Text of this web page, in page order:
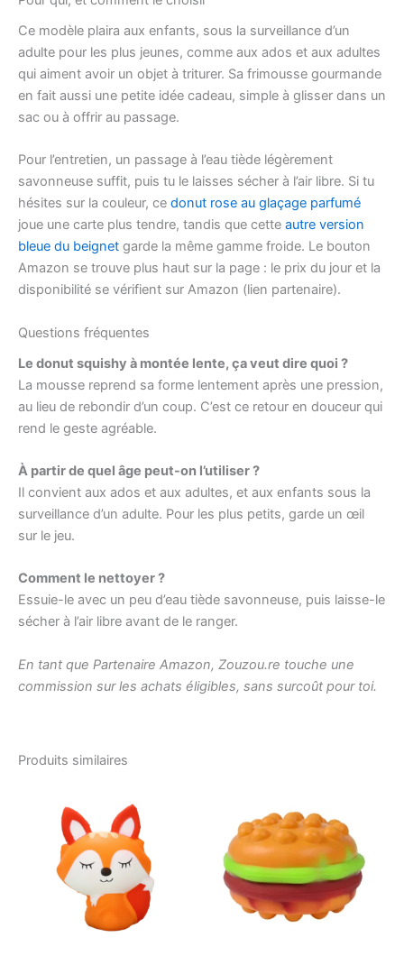
Ce modèle plaira aux enfants, sous la surveillance d’un
adulte pour les plus jeunes, comme aux ados et aux adultes
qui aiment avoir un objet à triturer. Sa frimousse gourmande
en fait aussi une petite idée cadeau, simple à glisser dans un
sac ou à offrir au passage.
Pour l’entretien, un passage à l’eau tiède légèrement
savonneuse suffit, puis tu le laisses sécher à l’air libre. Si tu
hésites sur la couleur, ce donut rose au glaçage parfumé
joue une carte plus tendre, tandis que cette autre version
bleue du beignet garde la même gamme froide. Le bouton
Amazon se trouve plus haut sur la page : le prix du jour et la
disponibilité se vérifient sur Amazon (lien partenaire).
Questions fréquentes
Le donut squishy à montée lente, ça veut dire quoi ?
La mousse reprend sa forme lentement après une pression,
au lieu de rebondir d’un coup. C’est ce retour en douceur qui
rend le geste agréable.
À partir de quel âge peut-on l’utiliser ?
Il convient aux ados et aux adultes, et aux enfants sous la
surveillance d’un adulte. Pour les plus petits, garde un œil
sur le jeu.
Comment le nettoyer ?
Essuie-le avec un peu d’eau tiède savonneuse, puis laisse-le
sécher à l’air libre avant de le ranger.
En tant que Partenaire Amazon, Zouzou.re touche une
commission sur les achats éligibles, sans surcoût pour toi.
Produits similaires